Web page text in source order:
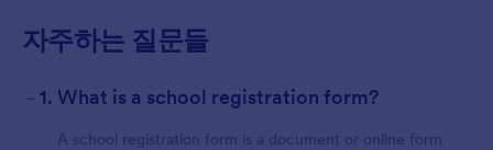
자주하는 질문들
- 1. What is a school registration form?
A school registration form is a document or online form